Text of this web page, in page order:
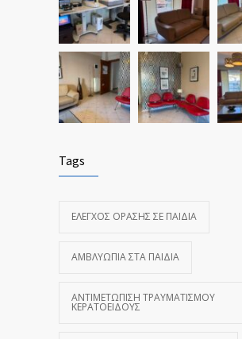
Tags
ΈΛΕΓΧΟΣ ΌΡΑΣΗΣ ΣΕ ΠΑΙΔΙΆ
ΑΜΒΛΥΩΠΊΑ ΣΤΑ ΠΑΙΔΙΆ
ΑΝΤΙΜΕΤΏΠΙΣΗ ΤΡΑΥΜΑΤΙΣΜΟΎ
ΚΕΡΑΤΟΕΙΔΟΎΣ